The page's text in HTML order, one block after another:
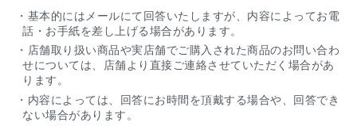
・基本的にはメールにて回答いたしますが、内容によってお電
話・お手紙を差し上げる場合があります。
・店舗取り扱い商品や実店舗でご購入された商品のお問い合わ
せについては、店舗より直接ご連絡させていただく場合があ
ります。
・内容によっては、回答にお時間を頂戴する場合や、回答でき
ない場合があります。